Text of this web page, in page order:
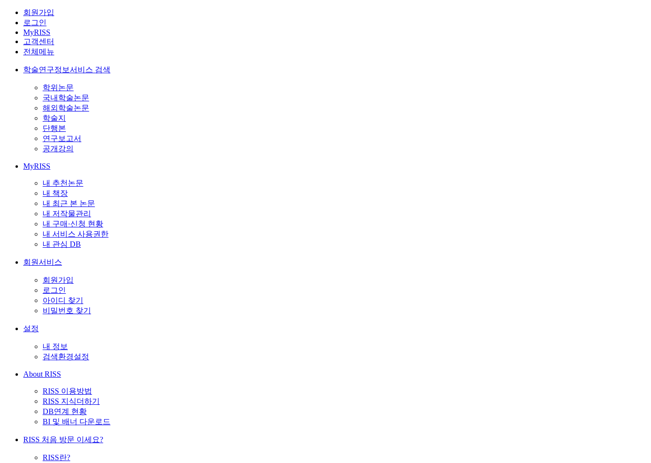
회원가입
로그인
MyRISS
고객센터
전체메뉴
학술연구정보서비스 검색
학위논문
국내학술논문
해외학술논문
학술지
단행본
연구보고서
공개강의
MyRISS
내 추천논문
내 책장
내 최근 본 논문
내 저작물관리
내 구매·신청 현황
내 서비스 사용권한
내 관심 DB
회원서비스
회원가입
로그인
아이디 찾기
비밀번호 찾기
설정
내 정보
검색환경설정
About RISS
RISS 이용방법
RISS 지식더하기
DB연계 현황
BI 및 배너 다운로드
RISS 처음 방문 이세요?
RISS란?